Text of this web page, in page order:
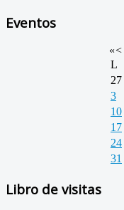
Eventos
«<
L
27
3
10
17
24
31
Libro de visitas